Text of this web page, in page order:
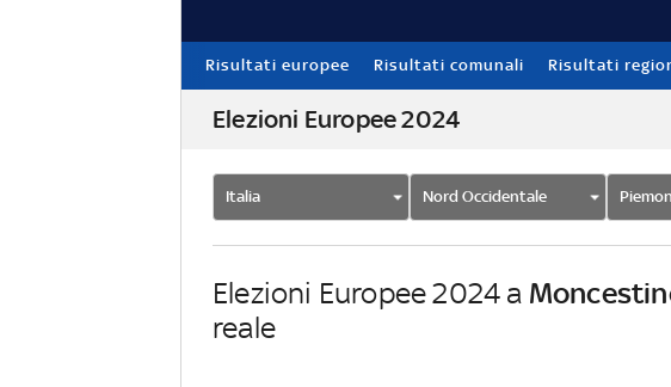
Risultati europee Risultati comunali Risultati
Elezioni Europee 2024
Italia Nord Occidentale
Elezioni Europee 2024 a
reale